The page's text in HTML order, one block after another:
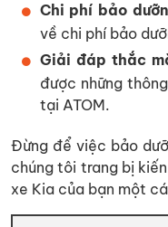
Chi phí bảo
về chi phí bảo
Giải đáp thắc
được những
tại ATOM.
Đừng để việc bảo
chúng tôi trang bị
xe Kia của bạn một